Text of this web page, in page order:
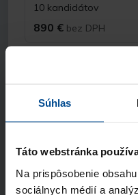
Súhlas
Táto webstránka
Na prispôsobenie
sociálnych médií a
10 kandidátov
890 € bez DPH
Meno a priezvisko
E-mail